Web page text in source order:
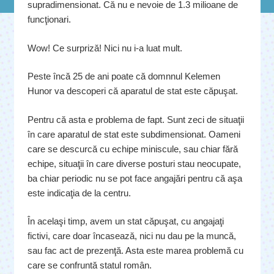
supradimensionat. Că nu e nevoie de 1.3 milioane de
funcţionari.
Wow! Ce surpriză! Nici nu i-a luat mult.
Peste încă 25 de ani poate că domnnul Kelemen
Hunor va descoperi că aparatul de stat este căpuşat.
Pentru că asta e problema de fapt. Sunt zeci de situaţii
în care aparatul de stat este subdimensionat. Oameni
care se descurcă cu echipe miniscule, sau chiar fără
echipe, situaţii în care diverse posturi stau neocupate,
ba chiar periodic nu se pot face angajări pentru că aşa
este indicaţia de la centru.
În acelaşi timp, avem un stat căpuşat, cu angajaţi
fictivi, care doar încasează, nici nu dau pe la muncă,
sau fac act de prezenţă. Asta este marea problemă cu
care se confruntă statul român.